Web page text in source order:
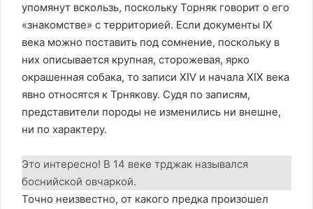
упомянут вскользь, поскольку Торняк говорит о его
«знакомстве» с территорией. Если документы IX
века можно поставить под сомнение, поскольку в
них описывается крупная, сторожевая, ярко
окрашенная собака, то записи XIV и начала XIX века
явно относятся к Трнякову. Судя по записям,
представители породы не изменились ни внешне,
ни по характеру.
Это интересно! В 14 веке трджак назывался
боснийской овчаркой.
Точно неизвестно, от какого предка произошел